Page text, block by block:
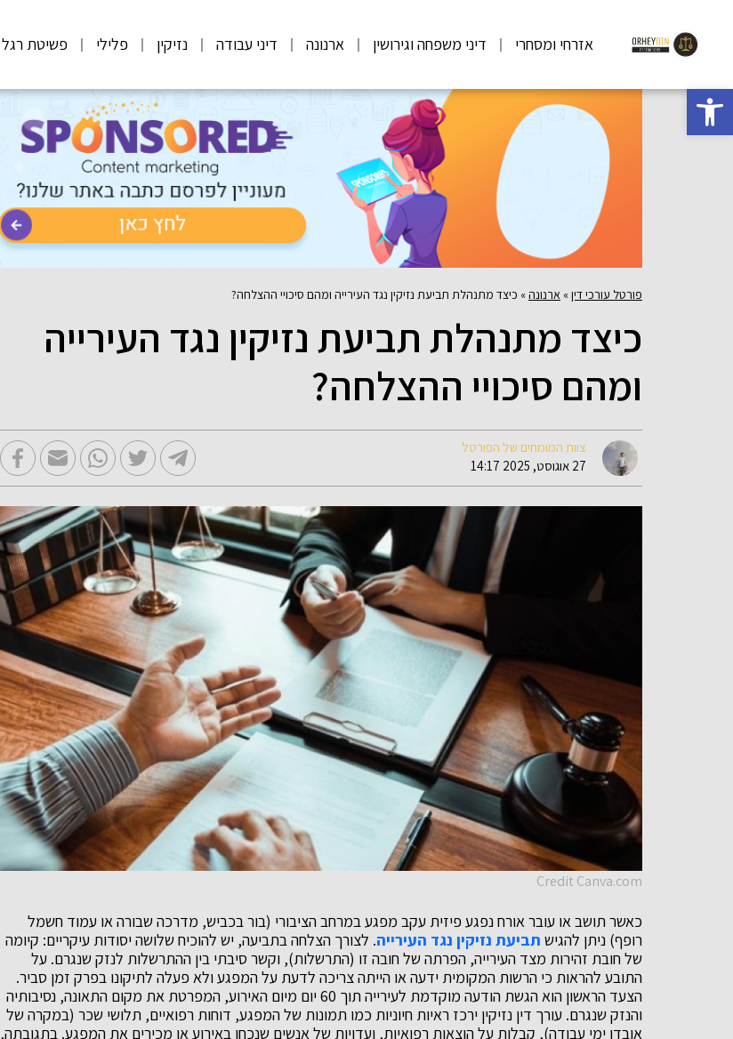
פתח סרגל נגישות
אזרחי ומסחרי דיני משפחה וגירושין ארנונה דיני עבודה נזיקין פלילי פשיטת רגל
פורטל עורכי דין» ארנונה» כיצד מתנהלת תביעת נזיקין נגד העירייה ומהם סיכויי ההצלחה?
כיצד מתנהלת תביעת נזיקין נגד העירייה
ומהם סיכויי ההצלחה?
צוות המומחים של הפורטל
27 אוגוסט, 2025 14:17
Credit Canva.com
כאשר תושב או עובר אורח נפגע פיזית עקב מפגע במרחב הציבורי (בור בכביש, מדרכה שבורה או עמוד חשמל
רופף) ניתן להגיש תביעת נזיקין נגד העירייה. לצורך הצלחה בתביעה, יש להוכיח שלושה יסודות עיקריים: קיומה
של חובת זהירות מצד העירייה, הפרתה של חובה זו (התרשלות), וקשר סיבתי בין ההתרשלות לנזק שנגרם. על
התובע להראות כי הרשות המקומית ידעה או הייתה צריכה לדעת על המפגע ולא פעלה לתיקונו בפרק זמן סביר.
הצעד הראשון הוא הגשת הודעה מוקדמת לעירייה תוך 60 יום מיום האירוע, המפרטת את מקום התאונה, נסיבותיה
והנזק שנגרם. עורך דין נזיקין ירכז ראיות חיוניות כמו תמונות של המפגע, דוחות רפואיים, תלושי שכר (במקרה של
אובדן ימי עבודה), קבלות על הוצאות רפואיות, ועדויות של אנשים שנכחו באירוע או מכירים את המפגע. בתגובתה,